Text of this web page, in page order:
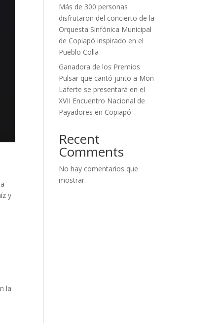
y
la
Más de 300 personas
disfrutaron del concierto de la
Orquesta Sinfónica Municipal
de Copiapó inspirado en el
Pueblo Colla
Ganadora de los Premios
Pulsar que cantó junto a Mon
Laferte se presentará en el
XVII Encuentro Nacional de
Payadores en Copiapó
Recent
Comments
No hay comentarios que
mostrar.